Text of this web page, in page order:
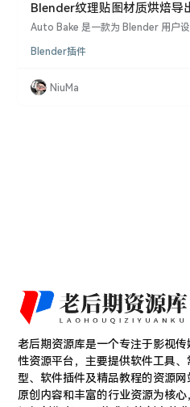
Blender纹理贴图材质烘焙导
Bake v1.5 – Texture Baker
Auto Bake 是一款为 Blender 用户
焙和导出纹理，自动生成带有纹理和
供一个完全自动化的无缝工作流，同
骤中保持简单性和完全控制。 功能
Blender插件
NiuMa
老后期资源库是一个专注于影视
性资源平台，主要提供软件工具
型、软件插件及精品教程的资源
原创内容和丰富的行业资源为核心